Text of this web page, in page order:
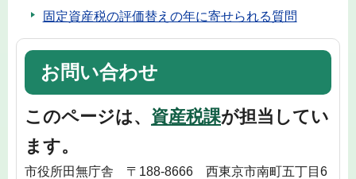
固定資産税の評価替えの年に寄せられる質問
お問い合わせ
このページは、 資産税課が担当してい
ます。
市役所田無庁舎 〒188-8666 西東京市南町五丁目6